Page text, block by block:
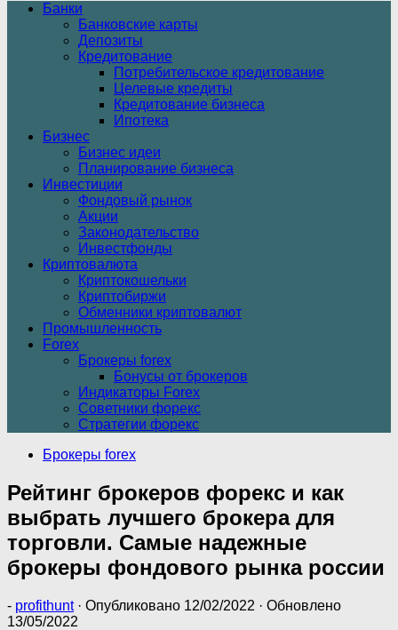
Банки
Банковские карты
Депозиты
Кредитование
Потребительское кредитование
Целевые кредиты
Кредитование бизнеса
Ипотека
Бизнес
Бизнес идеи
Планирование бизнеса
Инвестиции
Фондовый рынок
Акции
Законодательство
Инвестфонды
Криптовалюта
Криптокошельки
Криптобиржи
Обменники криптовалют
Промышленность
Forex
Брокеры forex
Бонусы от брокеров
Индикаторы Forex
Советники форекс
Стратегии форекс
Брокеры forex
Рейтинг брокеров форекс и как
выбрать лучшего брокера для
торговли. Самые надежные
брокеры фондового рынка россии
- profithunt · Опубликовано 12/02/2022 · Обновлено
13/05/2022